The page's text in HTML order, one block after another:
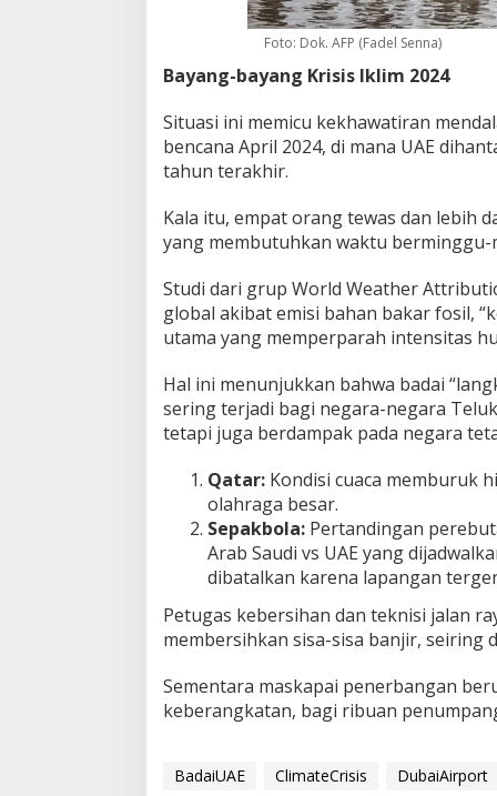
Foto: Dok. AFP (Fadel Senna)
Bayang-bayang Krisis Iklim 2024
Situasi ini memicu kekhawatiran
bencana April 2024, di mana UAE
tahun terakhir.
Kala itu, empat orang tewas dan lebih
yang membutuhkan waktu
Studi dari grup World Weather
global akibat emisi bahan bakar fosil,
utama yang memperparah intensitas
Hal ini menunjukkan bahwa badai
sering terjadi bagi negara-negara
tetapi juga berdampak pada negara
Qatar: Kondisi cuaca memburuk
olahraga besar.
Sepakbola: Pertandingan
Arab Saudi vs UAE yang
dibatalkan karena lapangan
Petugas kebersihan dan teknisi jalan
membersihkan sisa-sisa banjir, seiring
Sementara maskapai penerbangan
keberangkatan, bagi ribuan
BadaiUAE ClimateCrisis DubaiAirport